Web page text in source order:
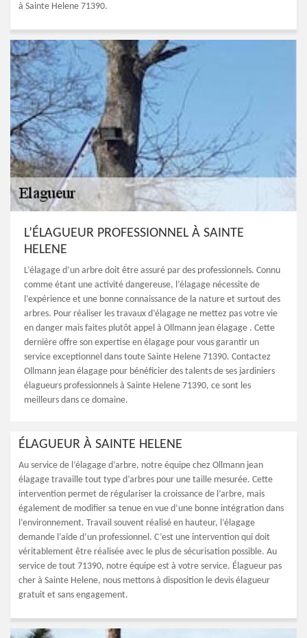
à Sainte Helene 71390.
L’ÉLAGUEUR PROFESSIONNEL À SAINTE
HELENE
L’élagage d’un arbre doit être assuré par des professionnels. Connu
comme étant une activité dangereuse, l’élagage nécessite de
l’expérience et une bonne connaissance de la nature et surtout des
arbres. Pour réaliser les travaux d’élagage ne mettez pas votre vie
en danger mais faites plutôt appel à Ollmann jean élagage . Cette
dernière offre son expertise en élagage pour vous garantir un
service exceptionnel dans toute Sainte Helene 71390. Contactez
Ollmann jean élagage pour bénéficier des talents de ses jardiniers
élagueurs professionnels à Sainte Helene 71390, ce sont les
meilleurs dans ce domaine.
ÉLAGUEUR À SAINTE HELENE
Au service de l’élagage d’arbre, notre équipe chez Ollmann jean
élagage travaille tout type d’arbres pour une taille mesurée. Cette
intervention permet de régulariser la croissance de l’arbre, mais
également de modifier sa tenue en vue d’une bonne intégration dans
l’environnement. Travail souvent réalisé en hauteur, l’élagage
demande l’aide d’un professionnel. C’est une intervention qui doit
véritablement être réalisée avec le plus de sécurisation possible. Au
service de tout 71390, notre équipe est à votre service. Élagueur pas
cher à Sainte Helene, nous mettons à disposition le devis élagueur
gratuit et sans engagement.